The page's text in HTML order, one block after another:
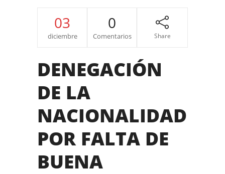
03
diciembre
0
Comentarios Share
DENEGACIÓN
DE LA
NACIONALIDAD
POR FALTA DE
BUENA